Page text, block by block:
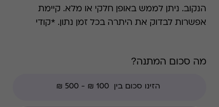
הנקוב. ניתן לממש באופן חלקי או מלא. קיימת
אפשרות לבדוק את היתרה בכל זמן נתון. *קודי
מה סכום המתנה?